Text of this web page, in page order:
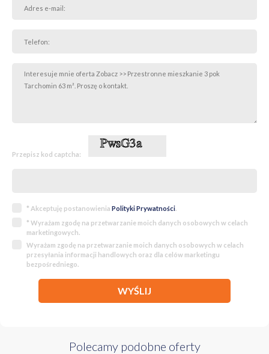
bezpośredni i szybki dojazd tramwajem do stacji
Opłaty:
Dodatkowo płatne: media (woda, gaz, prąd) według zużycia
Kaucja zwrotna:6800 zł
Przepisz kod captcha:
* Akceptuję postanowienia Polityki Prywatności.
* Wyrażam zgodę na przetwarzanie moich danych osobowych w celach
marketingowych.
Wyrażam zgodę na przetwarzanie moich danych osobowych w celach
przesyłania informacji handlowych oraz dla celów marketingu
bezpośredniego.
WYŚLIJ
Polecamy podobne oferty